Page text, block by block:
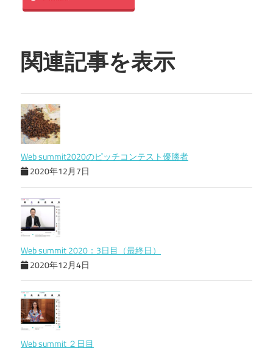
関連記事を表示
Web summit2020のピッチコンテスト優勝者
2020年12月7日
Web summit 2020：3日目（最終日）
2020年12月4日
Web summit ２日目